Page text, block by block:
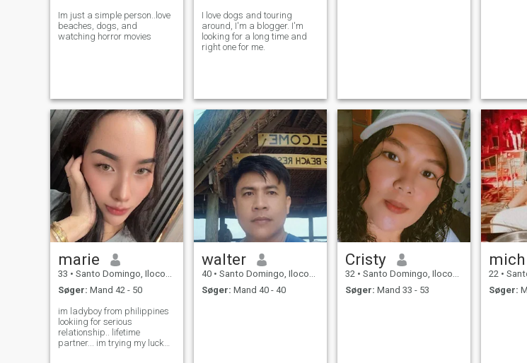
Im just a simple person..love
beaches, dogs, and
watching horror movies
I love dogs and touring
around, I'm a blogger. I'm
looking for a long time and
right one for me.
marie
33 • Santo Domingo, Ilocos Sur, Filippinerne
Søger: Mand 42 - 50
im ladyboy from philippines
lookiing for serious
relationship.. lifetime
partner... im trying my luck
walter
40 • Santo Domingo, Ilocos Sur, Filippinerne
Søger: Mand 40 - 40
Cristy
32 • Santo Domingo, Ilocos Sur, Filippinerne
Søger: Mand 33 - 53
mich
22 • Santo
Søger: